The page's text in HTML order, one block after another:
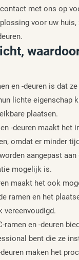
met ons op
voor uw
en -deuren is dat
lichte eigenschap
plaatsen.
-deuren maakt
omdat er minder
aangepast
mogelijk is.
maakt het ook
ramen en het
vereenvoudigd.
en -deuren
bent die ze
maken het